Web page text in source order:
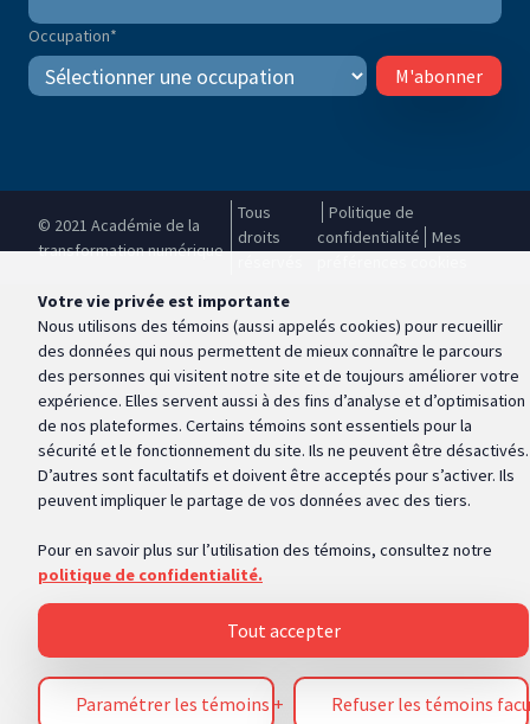
Occupation*
M'abonner
© 2021 Académie de la
transformation numérique
Tous
droits
Politique de
confidentialité
Mes
Votre vie privée est importante
Nous utilisons des témoins (aussi appelés cookies) pour recueillir
des données qui nous permettent de mieux connaître le parcours
des personnes qui visitent notre site et de toujours améliorer votre
expérience. Elles servent aussi à des fins d’analyse et d’optimisation
de nos plateformes. Certains témoins sont essentiels pour la
sécurité et le fonctionnement du site. Ils ne peuvent être désactivés.
D’autres sont facultatifs et doivent être acceptés pour s’activer. Ils
peuvent impliquer le partage de vos données avec des tiers.
Pour en savoir plus sur l’utilisation des témoins, consultez notre
politique de confidentialité.
Paramétrer les témoins + Refuser les témoins
Tout accepter